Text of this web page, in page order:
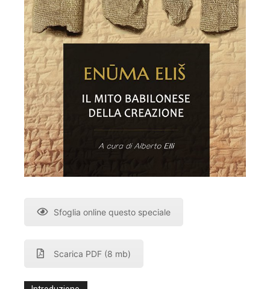
Sfoglia online questo speciale
Scarica PDF (8 mb)